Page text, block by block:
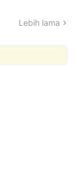
Lebih lama